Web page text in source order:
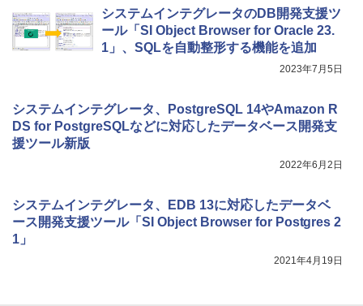
システムインテグレータのDB開発支援ツ
ール「SI Object Browser for Oracle 23.
1」、SQLを自動整形する機能を追加
2023年7月5日
システムインテグレータ、PostgreSQL 14やAmazon R
DS for PostgreSQLなどに対応したデータベース開発支
援ツール新版
2022年6月2日
システムインテグレータ、EDB 13に対応したデータベ
ース開発支援ツール「SI Object Browser for Postgres 2
1」
2021年4月19日